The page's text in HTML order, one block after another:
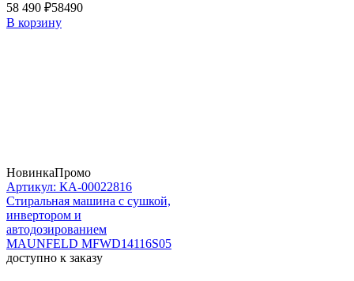
58 490 ₽58490
В корзину
НовинкаПромо
Артикул: КА-00022816
Стиральная машина c сушкой,
инвертором и
автодозированием
MAUNFELD MFWD14116S05
доступно к заказу